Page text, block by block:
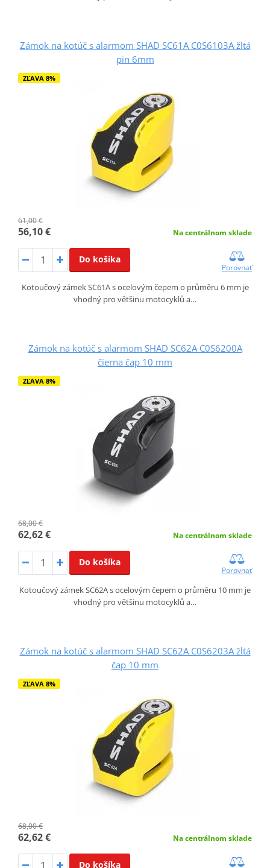
Zámok na kotúč s alarmom SHAD SC61A C0S6103A žltá
pin 6mm
ZĽAVA 8%
61,00 €
56,10 € Na centrálnom sklade
Do košíka
Porovnať
Kotoučový zámek SC61A s ocelovým čepem o průměru 6 mm je
vhodný pro většinu motocyklů a…
Zámok na kotúč s alarmom SHAD SC62A C0S6200A
čierna čap 10 mm
ZĽAVA 8%
68,00 €
62,62 € Na centrálnom sklade
Do košíka
Porovnať
Kotoučový zámek SC62A s ocelovým čepem o průměru 10 mm je
vhodný pro většinu motocyklů a…
Zámok na kotúč s alarmom SHAD SC62A C0S6203A žltá
čap 10 mm
ZĽAVA 8%
68,00 €
62,62 € Na centrálnom sklade
Do košíka